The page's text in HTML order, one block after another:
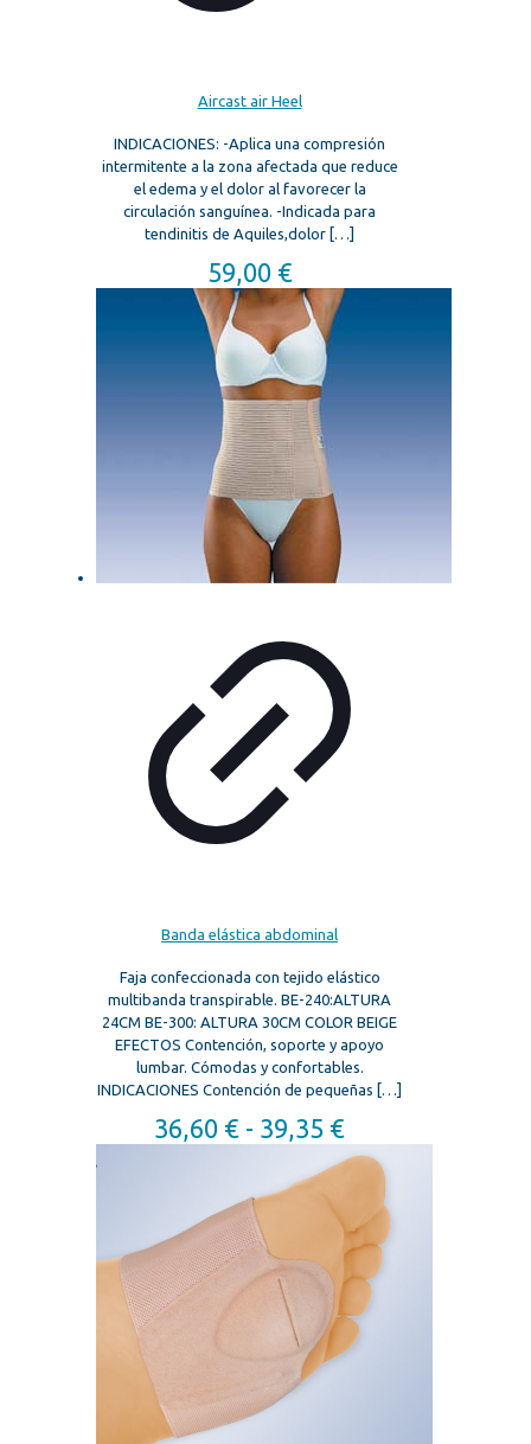
Aircast air Heel
INDICACIONES: -Aplica una compresión
intermitente a la zona afectada que reduce
el edema y el dolor al favorecer la
circulación sanguínea. -Indicada para
tendinitis de Aquiles,dolor […]
59,00 €
Banda elástica abdominal
Faja confeccionada con tejido elástico
multibanda transpirable. BE-240:ALTURA
24CM BE-300: ALTURA 30CM COLOR BEIGE
EFECTOS Contención, soporte y apoyo
lumbar. Cómodas y confortables.
INDICACIONES Contención de pequeñas […]
36,60 € - 39,35 €
de
precios:
desde
36,60 €
hasta
39,35 €